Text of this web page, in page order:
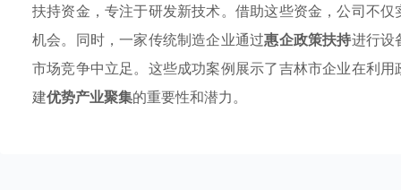
扶持资金，专注于研发新技术。借助这些资金，公司不
机会。同时，一家传统制造企业通过惠企政策扶持进行设
市场竞争中立足。这些成功案例展示了吉林市企业在利
建优势产业聚集的重要性和潜力。